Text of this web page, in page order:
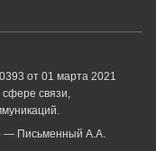
от 01 марта 2021
связи,
— Письменный А.А.